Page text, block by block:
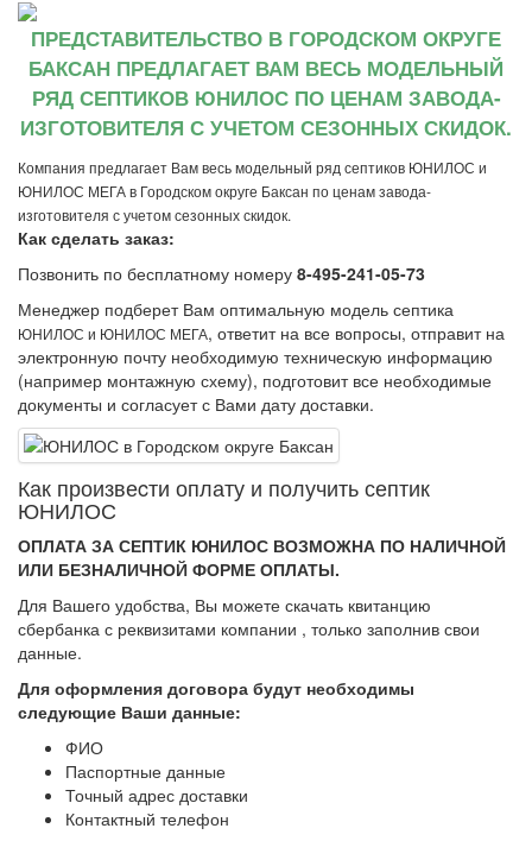
ПРЕДСТАВИТЕЛЬСТВО В ГОРОДСКОМ ОКРУГЕ
БАКСАН ПРЕДЛАГАЕТ ВАМ ВЕСЬ МОДЕЛЬНЫЙ
РЯД СЕПТИКОВ ЮНИЛОС ПО ЦЕНАМ ЗАВОДА-
ИЗГОТОВИТЕЛЯ С УЧЕТОМ СЕЗОННЫХ СКИДОК.
Компания предлагает Вам весь модельный ряд септиков ЮНИЛОС и
ЮНИЛОС МЕГА в Городском округе Баксан по ценам завода-
изготовителя с учетом сезонных скидок.
Как сделать заказ:
Позвонить по бесплатному номеру 8-495-241-05-73
Менеджер подберет Вам оптимальную модель септика
ЮНИЛОС и ЮНИЛОС МЕГА, ответит на все вопросы, отправит на
электронную почту необходимую техническую информацию
(например монтажную схему), подготовит все необходимые
документы и согласует с Вами дату доставки.
Как произвеcти оплату и получить септик
ЮНИЛОС
ОПЛАТА ЗА СЕПТИК ЮНИЛОС ВОЗМОЖНА ПО НАЛИЧНОЙ
ИЛИ БЕЗНАЛИЧНОЙ ФОРМЕ ОПЛАТЫ.
Для Вашего удобства, Вы можете скачать квитанцию
сбербанка с реквизитами компании , только заполнив свои
данные.
Для оформления договора будут необходимы
следующие Ваши данные:
ФИО
Паспортные данные
Точный адрес доставки
Контактный телефон